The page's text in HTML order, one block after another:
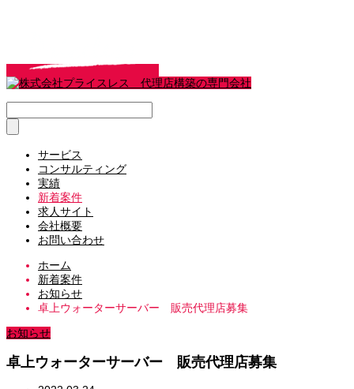
サービス
コンサルティング
実績
新着案件
求人サイト
会社概要
お問い合わせ
ホーム
新着案件
お知らせ
卓上ウォーターサーバー 販売代理店募集
お知らせ
卓上ウォーターサーバー 販売代理店募集